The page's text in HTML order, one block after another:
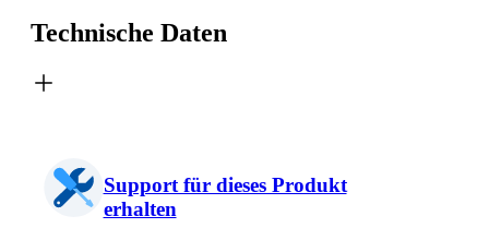
Technische Daten
Support für dieses Produkt
erhalten